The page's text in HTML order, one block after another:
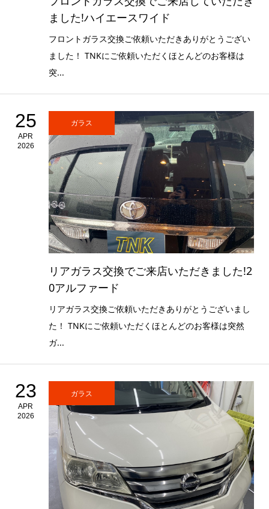
ました!ハイエースワイド
フロントガラス交換ご依頼いただきありがとうござい
ました！ TNKにご依頼いただくほとんどのお客様は
突...
25
APR
2026
ガラス
リアガラス交換でご来店いただきました!2
0アルファード
リアガラス交換ご依頼いただきありがとうございまし
た！ TNKにご依頼いただくほとんどのお客様は突然
ガ...
23
APR
2026
ガラス